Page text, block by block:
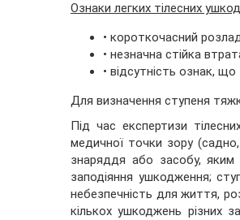
Ознаки легких тілесних
• короткочасний
• незначна стійка
• відсутність ознак,
Для визначення ступеня
Під час експертизи
медичної точки зору
знаряддя або засобу, яким
заподіяння ушкодження;
небезпечність для життя,
кількох ушкоджень різних